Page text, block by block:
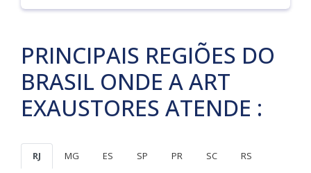
PRINCIPAIS REGIÕES DO
BRASIL ONDE A ART
EXAUSTORES ATENDE :
RJ MG ES SP PR SC
RS